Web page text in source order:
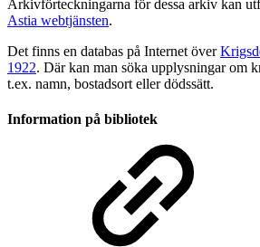
Arkivförteckningarna för dessa arkiv kan
Astia webtjänsten.
Det finns en databas på Internet över
1922. Där kan man söka upplysningar om
t.ex. namn, bostadsort eller dödssätt.
Information på bibliotek